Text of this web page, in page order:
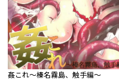
姦これ～榛名霧島、触手編～